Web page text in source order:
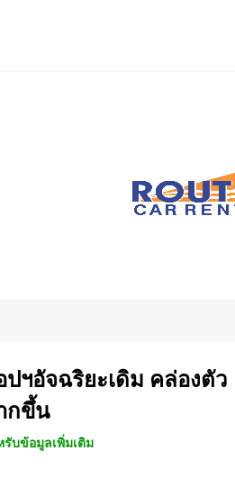
ปฯอัจฉริยะเดิม คล่องตัว
กขึ้น
รับข้อมูลเพิ่มเติม